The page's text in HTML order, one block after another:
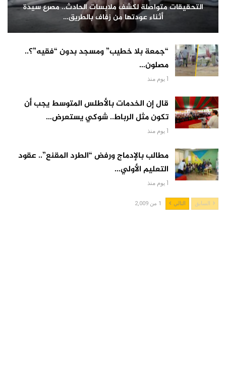
التحقيقات متواصلة لكشف ملابسات الحادث.. مصرع سيدة
أثناء عودتها من زفاف بالطريق…
“جمعة بلا خطيب” ومسجد بدون “فقيه”؟..
مصلون…
1 يوم منذ
قال إن الخدمات بالأطلس المتوسط يجب أن
تكون مثل الرباط.. شوكي يستعرض…
1 يوم منذ
مطالب بالإدماج ورفض “الطرد المقنع”.. عقود
التعليم الأولي…
1 يوم منذ
السابق التالي 1 من 2,009